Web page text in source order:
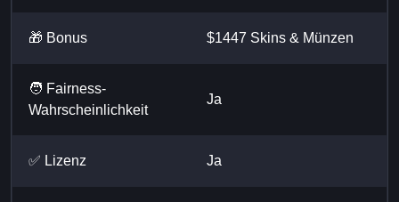
🎁 Bonus $1447 Skins & Münzen
🧑 Fairness-
Wahrscheinlichkeit
Ja
✅ Lizenz Ja